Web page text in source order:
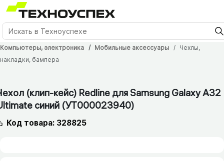
Компьютеры, электроника Мобильные аксессуары
Чехлы,
накладки, бампера
(клип-кейс) Redline для Samsung Galaxy A32
синий (УТ000023940)
Код товара: 328825